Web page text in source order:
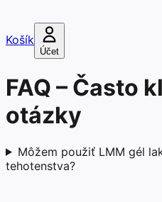
Košík
Účet
FAQ – Často
otázky
Môžem použiť LMM gél
tehotenstva?